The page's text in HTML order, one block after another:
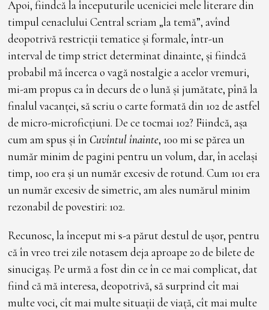
Apoi, fiindcă la începuturile uceniciei mele literare din
timpul cenaclului Central scriam „la temă”, avînd
deopotrivă restricții tematice și formale, într-un
interval de timp strict determinat dinainte, și fiindcă
probabil mă încerca o vagă nostalgie a acelor vremuri,
mi-am propus ca în decurs de o lună și jumătate, pînă la
finalul vacanței, să scriu o carte formată din 102 de astfel
de micro-microficțiuni. De ce tocmai 102? Fiindcă, așa
cum am spus și în Cuvîntul înainte, 100 mi se părea un
număr minim de pagini pentru un volum, dar, în același
timp, 100 era și un număr excesiv de rotund. Cum 101 era
un număr excesiv de simetric, am ales numărul minim
rezonabil de povestiri: 102.
Recunosc, la început mi s-a părut destul de ușor, pentru
că în vreo trei zile notasem deja aproape 20 de bilete de
sinucigaș. Pe urmă a fost din ce în ce mai complicat, dat
fiind că mă interesa, deopotrivă, să surprind cît mai
multe voci, cît mai multe situații de viață, cît mai multe